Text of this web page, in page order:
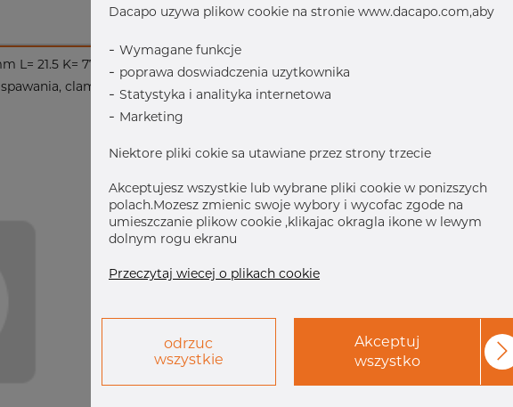
L= 21.5 K= 77.5
clamp, 316L, DS/SMS, K=77,5, polerowane,, maks. Ra. 0,8µ
Dacapo uzywa plikow cookie na stronie www.dacapo.com,aby
- Wymagane funkcje
- poprawa doswiadczenia uzytkownika
- Statystyka i analityka internetowa
- Marketing
Niektore pliki cokie sa utawiane przez strony trzecie
Akceptujesz wszystkie lub wybrane pliki cookie w ponizszych
polach.Mozesz zmienic swoje wybory i wycofac zgode na
umieszczanie plikow cookie ,klikajac okragla ikone w lewym
dolnym rogu ekranu
Przeczytaj wiecej o plikach cookie
odrzuc
wszystkie
Akceptuj
wszystko